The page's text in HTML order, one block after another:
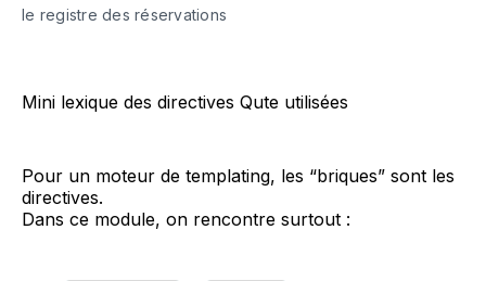
le registre des réservations
Mini lexique des directives Qute utilisées
Pour un moteur de templating, les “briques” sont les
directives.
Dans ce module, on rencontre surtout :